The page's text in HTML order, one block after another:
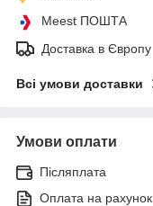
Meest ПОШТА
Доставка в Європу
Всі умови доставки
Умови оплати
Післяплата
Оплата на рахунок